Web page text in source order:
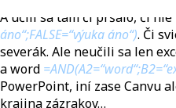
A učili sa tam či pršalo, či nie
áno“;FALSE=“výuka áno“). Či
severák. Ale neučili sa len
a word
PowerPoint, iní zase Canvu
krajina zázrakov…